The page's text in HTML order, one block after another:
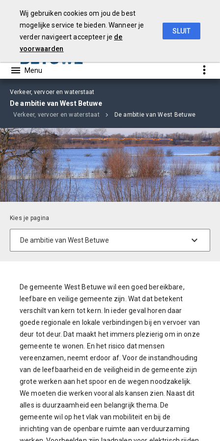
Verkeer, vervoer en waterstaat
De ambitie van West Betuwe
Verkeer, vervoer en waterstaat De ambitie van West Betuwe
De gemeente West Betuwe wil een goed bereikbare,
leefbare en veilige gemeente zijn. Wat dat betekent
verschilt van kern tot kern. In ieder geval horen daar
goede regionale en lokale verbindingen bij en vervoer van
deur tot deur. Dat maakt het immers plezierig om in onze
gemeente te wonen. En het risico dat mensen
vereenzamen, neemt erdoor af. Voor de instandhouding
van de leefbaarheid en de veiligheid in de gemeente zijn
grote werken aan het spoor en de wegen noodzakelijk.
We moeten die werken vooral als kansen zien. Naast dit
alles is duurzaamheid een belangrijk thema. De
gemeente wil op het vlak van mobiliteit en bij de
inrichting van de openbare ruimte aan verduurzaming
Wij gebruiken cookies om jou de best
mogelijke service te bieden. Wanneer je
verder navigeert accepteer je de
voorwaarden
SLUIT